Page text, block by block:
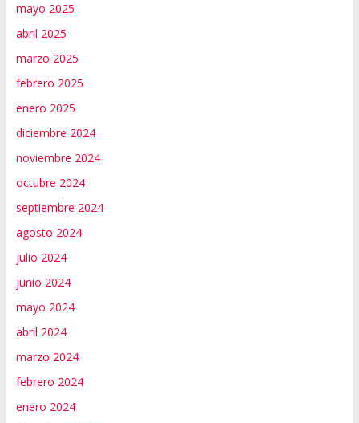
mayo 2025
abril 2025
marzo 2025
febrero 2025
enero 2025
diciembre 2024
noviembre 2024
octubre 2024
septiembre 2024
agosto 2024
julio 2024
junio 2024
mayo 2024
abril 2024
marzo 2024
febrero 2024
enero 2024